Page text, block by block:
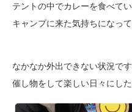
テントの中でカレーを食べて
キャンプに来た気持ちになっ
なかなか外出できない状況で
催し物をして楽しい日々にし